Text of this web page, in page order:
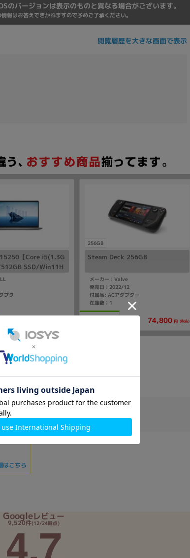
のバージョンは表示のものと異なる場合がございます。
報はお答えできかねますので予めご了承ください。
閲覧履歴を大きな画面で表示
【Core i5(1.3G
SSD/Win11H
プタ
256GB
Steam Deck 256GB
メーカー：Valve
発売日：2022/12
付属品: ACアダプター
在庫数：1
74,800 円 (税込)
SV7 CF-SV7R11VS【Core
Win10Pro】
中古
こちら
商品番号：340259
Googleレビュー
9,520件(12/24時点)
4.7